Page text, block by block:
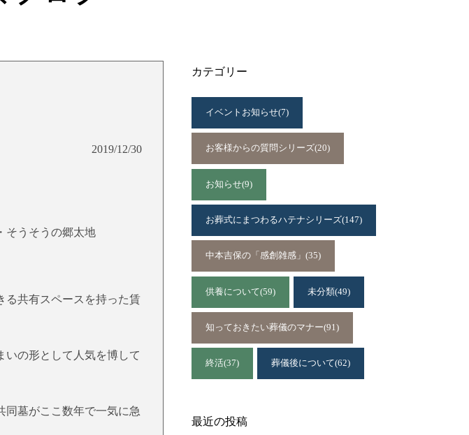
2019/12/30
そうそうの郷太地
る共有スペースを持った賃
いの形として人気を博して
同墓がここ数年で一気に急
カテゴリー
イベントお知らせ(7)
お客様からの質問シリーズ(20)
お知らせ(9)
お葬式にまつわるハテナシリーズ(147)
中本吉保の「感創雑感」 (35)
供養について(59) 未分類(49)
知っておきたい葬儀のマナー(91)
終活(37) 葬儀後について(62)
最近の投稿